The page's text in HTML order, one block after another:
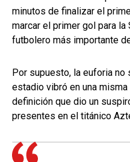
minutos de finalizar el
marcar el primer gol para
futbolero más importante
Por supuesto, la euforia
estadio vibró en una
definición que dio un
presentes en el titánico